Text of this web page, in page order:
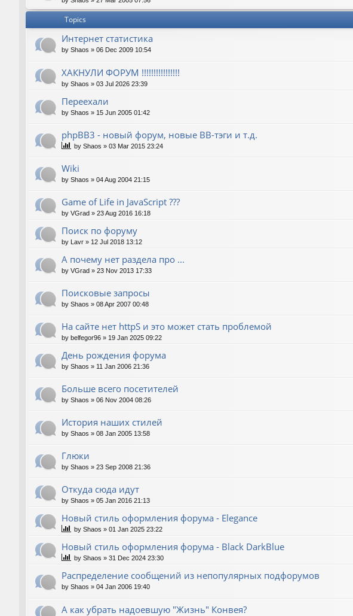
Topics
Интернет статистика
by Shaos » 06 Dec 2009 10:54
ХАКНУЛИ ФОРУМ !!!!!!!!!!!!!!!!
by Shaos » 03 Jul 2026 23:39
Переехали
by Shaos » 15 Jun 2005 01:42
phpBB3 - новый форум, новые BB-тэги и т.д.
by Shaos » 03 Mar 2015 23:24
Wiki
by Shaos » 04 Aug 2004 21:15
Game of Life in JavaScript ???
by VGrad » 23 Aug 2016 16:18
Поиск по форуму
by Lavr » 12 Jul 2018 13:12
А почему нет раздела про ...
by VGrad » 23 Nov 2013 17:33
Поисковые запросы
by Shaos » 08 Apr 2007 00:48
На сайте нет httpS и это может стать проблемой
by belfegor96 » 19 Jan 2025 09:22
День рождения форума
by Shaos » 11 Jan 2006 21:36
Больше всего посетителей
by Shaos » 06 Nov 2004 08:26
История наших стилей
by Shaos » 08 Jan 2005 13:58
Глюки
by Shaos » 23 Sep 2008 21:36
Откуда сюда идут
by Shaos » 05 Jan 2016 21:13
Новый стиль оформления форума - Elegance
by Shaos » 01 Jan 2025 23:22
Новый стиль оформления форума - Black DarkBlue
by Shaos » 31 Dec 2024 23:30
Распределение сообщений из непопулярных подфорумов
by Shaos » 04 Jan 2006 19:40
А как убрать надоевшую "Жизнь" Конвея?